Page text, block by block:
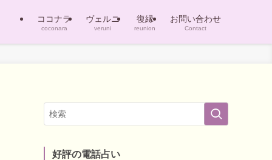
ココナラ
coconara
ヴェルニ
veruni
復縁
reunion
お問い合わせ
Contact
好評の電話占い